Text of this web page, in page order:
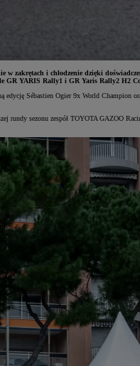
zakrętach i chłodzenie dzięki
GR YARIS Rally1 i GR Yaris Rally2 H2
Sébastien Ogier 9x World Champion
sezonu zespół TOYOTA GAZOO